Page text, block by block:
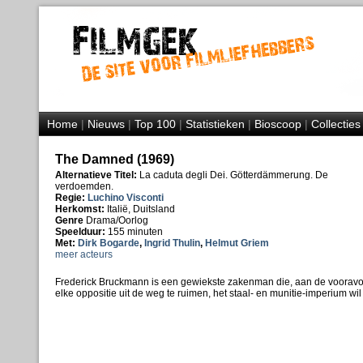
Home|Nieuws|Top 100|Statistieken|Bioscoop|Collecties
The Damned (1969)
Alternatieve Titel: La caduta degli Dei. Götterdämmerung. De
verdoemden.
Regie: Luchino Visconti
Herkomst: Italië, Duitsland
Genre Drama/Oorlog
Speelduur: 155 minuten
Met: Dirk Bogarde, Ingrid Thulin, Helmut Griem
meer acteurs
Frederick Bruckmann is een gewiekste zakenman die, aan de
elke oppositie uit de weg te ruimen, het staal- en munitie-imperium